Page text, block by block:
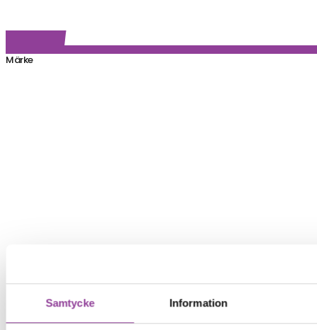
Samtycke Information
Märke